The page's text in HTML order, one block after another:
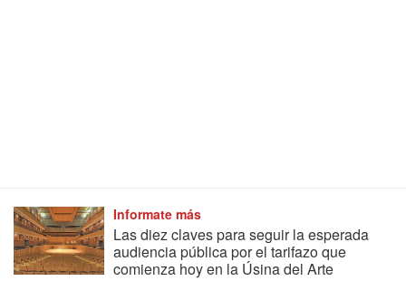
Informate más
Las diez claves para seguir la esperada
audiencia pública por el tarifazo que
comienza hoy en la Úsina del Arte